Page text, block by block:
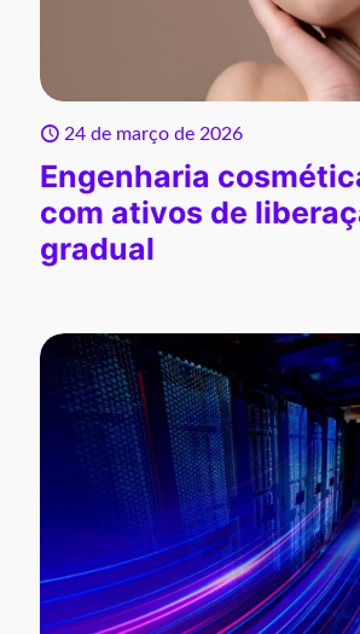
24 de março de 2026
Engenharia
com ativos de
gradual